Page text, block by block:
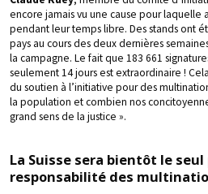
encore jamais vu une cause pour laquelle
pendant leur temps libre. Des stands ont
pays au cours des deux dernières
la campagne. Le fait que 183 661
seulement 14 jours est extraordinaire !
du soutien à l’initiative pour des
la population et combien nos
grand sens de la justice ».
La Suisse sera bientôt le seul
responsabilité des